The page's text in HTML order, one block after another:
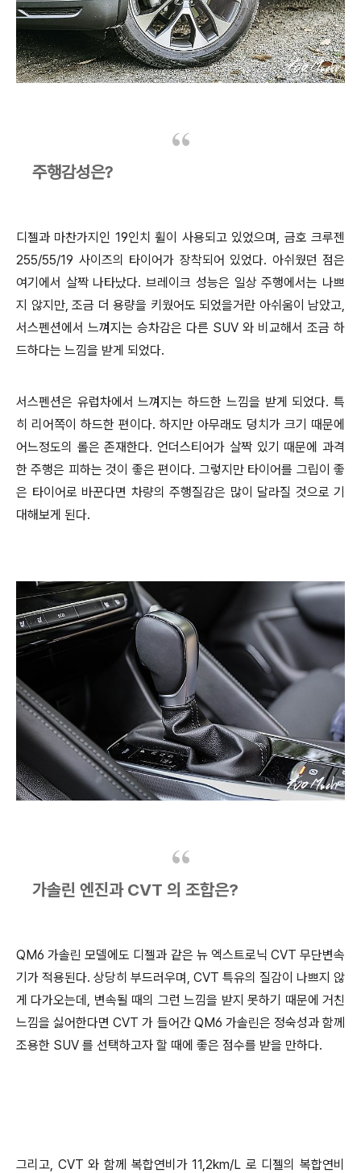
주행감성은?
디젤과 마찬가지인 19인치 휠이 사용되고 있었으며, 금호 크루젠
255/55/19 사이즈의 타이어가 장착되어 있었다. 아쉬웠던 점은
여기에서 살짝 나타났다. 브레이크 성능은 일상 주행에서는 나쁘
지 않지만, 조금 더 용량을 키웠어도 되었을거란 아쉬움이 남았고,
서스펜션에서 느껴지는 승차감은 다른 SUV 와 비교해서 조금 하
드하다는 느낌을 받게 되었다.
서스펜션은 유럽차에서 느껴지는 하드한 느낌을 받게 되었다. 특
히 리어쪽이 하드한 편이다. 하지만 아무래도 덩치가 크기 때문에
어느정도의 롤은 존재한다. 언더스티어가 살짝 있기 때문에 과격
한 주행은 피하는 것이 좋은 편이다. 그렇지만 타이어를 그립이 좋
은 타이어로 바꾼다면 차량의 주행질감은 많이 달라질 것으로 기
대해보게 된다.
가솔린 엔진과 CVT 의 조합은?
QM6 가솔린 모델에도 디젤과 같은 뉴 엑스트로닉 CVT 무단변속
기가 적용된다. 상당히 부드러우며, CVT 특유의 질감이 나쁘지 않
게 다가오는데, 변속될 때의 그런 느낌을 받지 못하기 때문에 거친
느낌을 싫어한다면 CVT 가 들어간 QM6 가솔린은 정숙성과 함께
조용한 SUV 를 선택하고자 할 때에 좋은 점수를 받을 만하다.
그리고, CVT 와 함께 복합연비가 11,2km/L 로 디젤의 복합연비